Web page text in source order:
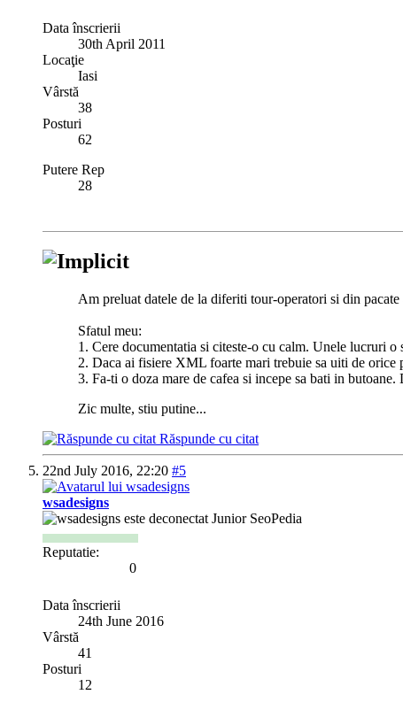
Data înscrierii
30th April 2011
Locaţie
Iasi
Vârstă
38
Posturi
62
Putere Rep
28
Am preluat datele de la diferiti tour-operatori si din
Sfatul meu:
1. Cere documentatia si citeste-o cu calm. Unele lucruri
2. Daca ai fisiere XML foarte mari trebuie sa uiti de
3. Fa-ti o doza mare de cafea si incepe sa bati in
Zic multe, stiu putine...
Răspunde cu citat
22nd July 2016, 22:20 #5
wsadesigns
Junior SeoPedia
Reputatie:
0
Data înscrierii
24th June 2016
Vârstă
41
Posturi
12